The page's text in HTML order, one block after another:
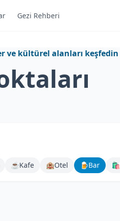
Gezi Rehberi
ve kültürel alanları keşfedin
☕Kafe 🏨Otel 🍺Bar 🛍️